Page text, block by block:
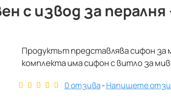
с извод за пералня
Продуктът представлява сифон за
комплекта има сифон с витло за
0 отзива-Напишете